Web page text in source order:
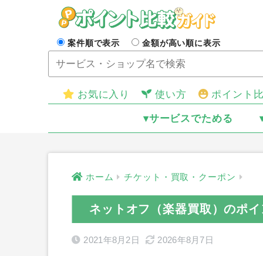
案件順で表示 金額が高い順に表示
お気に入り 使い方 ポイント
▾サービスでためる
ホーム チケット・買取・クーポン
ネットオフ（楽器買取）のポ
2021年8月2日 2026年8月7日